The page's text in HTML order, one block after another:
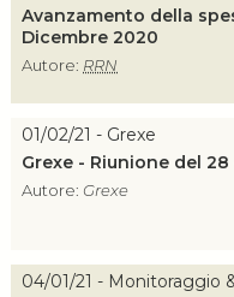
Avanzamento della
Dicembre 2020
Autore: RRN
01/02/21 - Grexe
Grexe - Riunione del
Autore: Grexe
04/01/21 - Monitoraggio